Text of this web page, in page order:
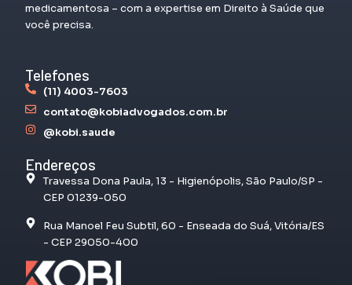
medicamentosa – com a expertise em Direito à Saúde que
você precisa.
Telefones
(11) 4003-7603
contato@kobiadvogados.com.br
@kobi.saude
Endereços
Travessa Dona Paula, 13 - Higienópolis, São Paulo/SP -
CEP 01239-050
Rua Manoel Feu Subtil, 60 - Enseada do Suá, Vitória/ES
- CEP 29050-400